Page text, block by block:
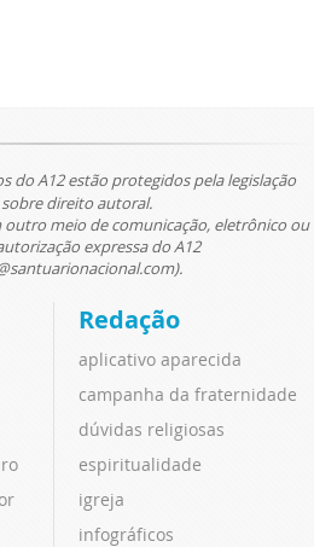
do A12 estão protegidos pela legislação
direito autoral.
meio de comunicação, eletrônico ou
expressa do A12
Redação
aplicativo aparecida
campanha da fraternidade
dúvidas religiosas
espiritualidade
igreja
infográficos